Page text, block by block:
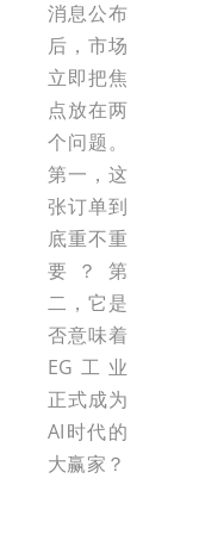
消息公布
后，市场
立即把焦
点放在两
个问题。
第一，这
张订单到
底重不重
要？第
二，它是
否意味着
EG工业
正式成为
AI时代的
大赢家？